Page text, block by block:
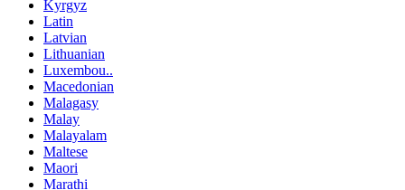
Kyrgyz
Latin
Latvian
Lithuanian
Luxembou..
Macedonian
Malagasy
Malay
Malayalam
Maltese
Maori
Marathi